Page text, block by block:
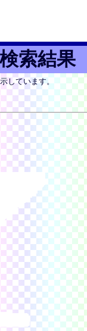
検索結果
しています。